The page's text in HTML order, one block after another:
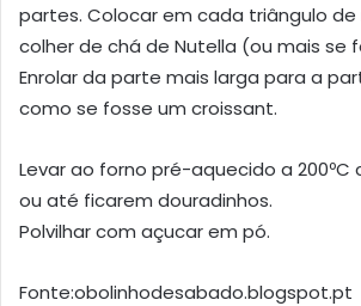
partes. Colocar em cada triângulo
colher de chá de Nutella (ou mais se
Enrolar da parte mais larga para a
como se fosse um croissant.
Levar ao forno pré-aquecido a 200ºC
ou até ficarem douradinhos.
Polvilhar com açucar em pó.
Fonte:obolinhodesabado.blogspot.pt